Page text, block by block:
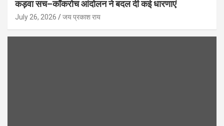
कड़वा सच–कॉकरोच आंदोलन ने बदल दी कई धारणाएं
July 26, 2026 जय प्रकाश राय